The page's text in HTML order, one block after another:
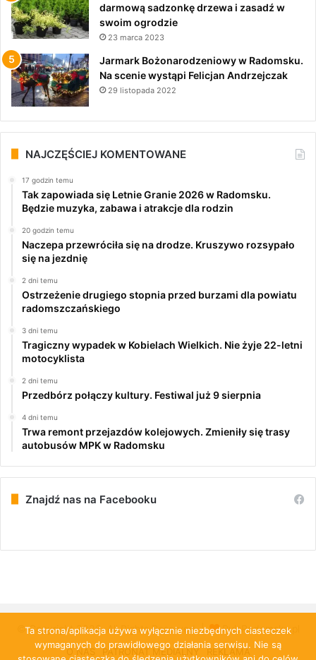
darmową sadzonkę drzewa i zasadź w
swoim ogrodzie
23 marca 2023
Jarmark Bożonarodzeniowy w Radomsku.
Na scenie wystąpi Felicjan Andrzejczak
29 listopada 2022
NAJCZĘŚCIEJ KOMENTOWANE
17 godzin temu
Tak zapowiada się Letnie Granie 2026 w Radomsku.
Będzie muzyka, zabawa i atrakcje dla rodzin
20 godzin temu
Naczepa przewróciła się na drodze. Kruszywo rozsypało
się na jezdnię
2 dni temu
Ostrzeżenie drugiego stopnia przed burzami dla powiatu
radomszczańskiego
3 dni temu
Tragiczny wypadek w Kobielach Wielkich. Nie żyje 22-letni
motocyklista
2 dni temu
Przedbórz połączy kultury. Festiwal już 9 sierpnia
4 dni temu
Trwa remont przejazdów kolejowych. Zmieniły się trasy
autobusów MPK w Radomsku
Znajdź nas na Facebooku
© Copyright 2026, All Rights Reserved | PulsRadomska.pl
O NAS PATRONAT MEDIALNY REKLAMA
Ta strona/aplikacja używa wyłącznie niezbędnych ciasteczek
wymaganych do prawidłowego działania serwisu. Nie są